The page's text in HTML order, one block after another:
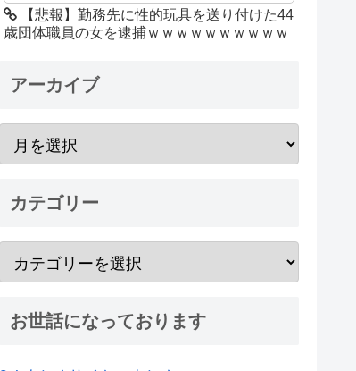
【悲報】勤務先に性的玩具を送り付けた44
歳団体職員の女を逮捕ｗｗｗｗｗｗｗｗｗｗ
アーカイブ
カテゴリー
お世話になっております